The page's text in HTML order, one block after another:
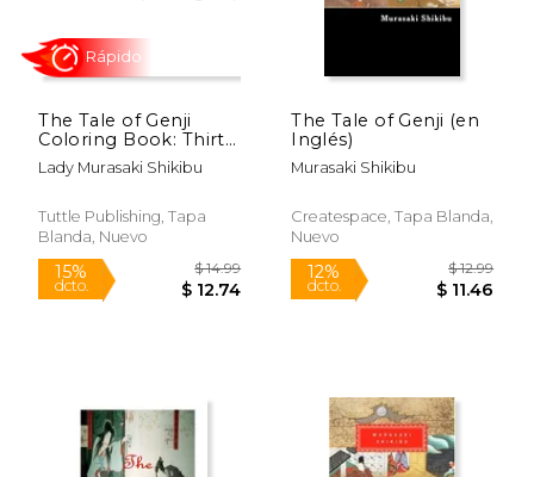
12% $ 9.93 12%
The Tale of Genji
Coloring Book: Thirty
Full-Color Scenes
From Japan's Classic
Lady Murasaki Shikibu
Tuttle Publishing, Tapa
Blanda, Nuevo
The Tale of Genji (en
Inglés)
Murasaki Shikibu
Createspace, Tapa Blanda,
Nuevo